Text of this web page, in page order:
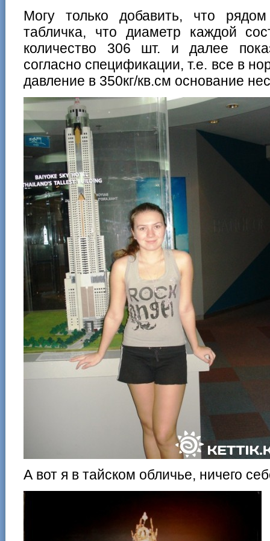
Могу только добавить, что
табличка, что диаметр каждой
количество 306 шт. и далее
согласно спецификации, т.е. все в
давление в 350кг/кв.см основание
А вот я в тайском обличье, ничего